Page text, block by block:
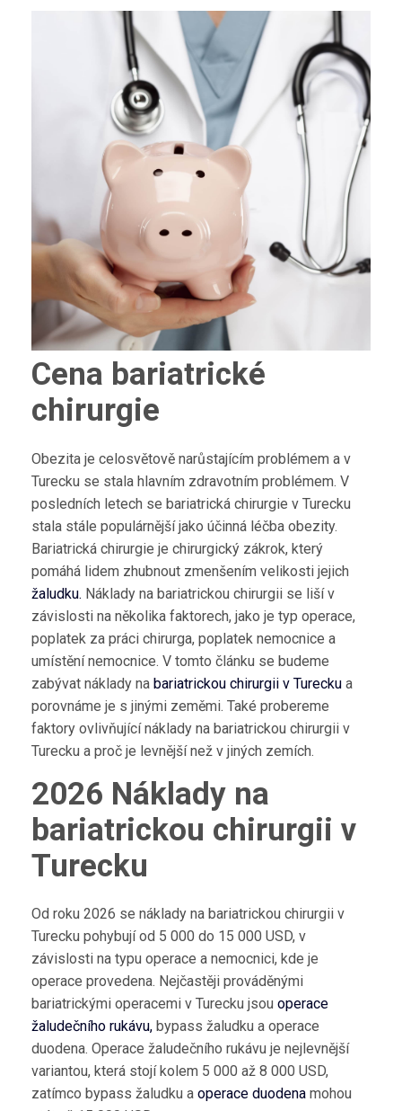
Cena bariatrické
chirurgie
Obezita je celosvětově narůstajícím problémem a v
Turecku se stala hlavním zdravotním problémem. V
posledních letech se bariatrická chirurgie v Turecku
stala stále populárnější jako účinná léčba obezity.
Bariatrická chirurgie je chirurgický zákrok, který
pomáhá lidem zhubnout zmenšením velikosti jejich
žaludku. Náklady na bariatrickou chirurgii se liší v
závislosti na několika faktorech, jako je typ operace,
poplatek za práci chirurga, poplatek nemocnice a
umístění nemocnice. V tomto článku se budeme
zabývat náklady na bariatrickou chirurgii v Tureckua
porovnáme je s jinými zeměmi. Také probereme
faktory ovlivňující náklady na bariatrickou chirurgii v
Turecku a proč je levnější než v jiných zemích.
2026 Náklady na
bariatrickou chirurgii v
Turecku
Od roku 2026 se náklady na bariatrickou chirurgii v
Turecku pohybují od 5 000 do 15 000 USD, v
závislosti na typu operace a nemocnici, kde je
operace provedena. Nejčastěji prováděnými
bariatrickými operacemi v Turecku jsou operace
žaludečního rukávu,bypass žaludku a operace
duodena. Operace žaludečního rukávu je nejlevnější
variantou, která stojí kolem 5 000 až 8 000 USD,
zatímco bypass žaludku a operace duodenamohou